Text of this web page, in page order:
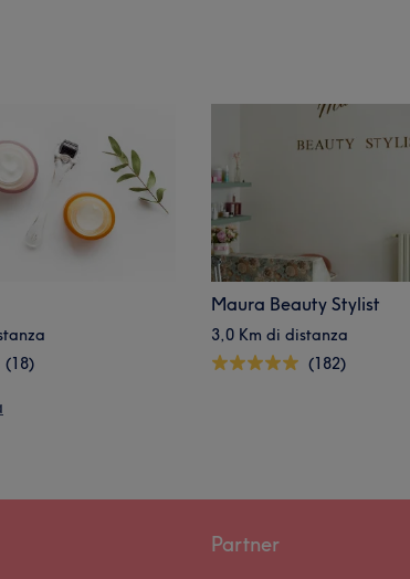
(18)
Maura Beauty Stylist
3,0 Km di distanza
(182)
Partner